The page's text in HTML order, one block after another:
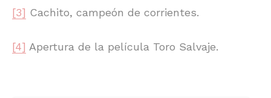
[3] Cachito, campeón de corrientes.
[4] Apertura de la película Toro Salvaje.